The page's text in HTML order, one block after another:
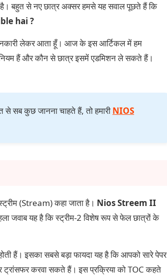
बहुत से नए छात्र अक्सर हमसे यह सवाल पूछते हैं कि
hai ?
लेकर आता हूँ। आज के इस आर्टिकल में हम
हैं और कौन से छात्र इसमें एडमिशन ले सकते हैं।
सब कुछ जानना चाहते हैं, तो हमारी NIOS
(Stream) कहा जाता है। Nios Streem II
जवाब यह है कि स्ट्रीम-2 विशेष रूप से फेल छात्रों के
हैं। इसका सबसे बड़ा फायदा यह है कि आपको सारे पेपर
ट्रांसफर करवा सकते हैं। इस प्रक्रिया को TOC कहते